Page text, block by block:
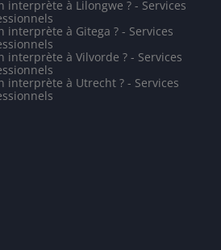
interprète à Lilongwe ? - Services
interprète à Gitega ? - Services
interprète à Vilvorde ? - Services
interprète à Utrecht ? - Services